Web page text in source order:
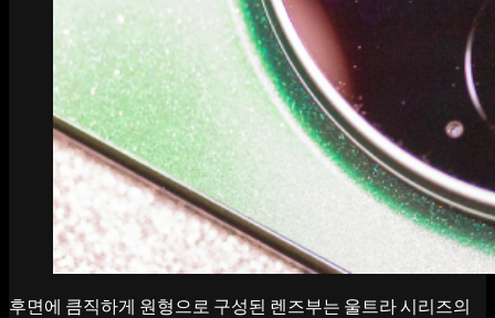
후면에 큼직하게 원형으로 구성된 렌즈부는 울트라 시리즈의